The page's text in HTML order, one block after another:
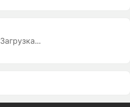
Загрузка...